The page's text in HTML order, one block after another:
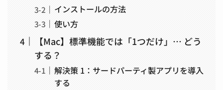
インストールの方法
使い方
【Mac】標準機能では「1つだけ」… どう
する？
解決策 1：サードパーティ製アプリを導入
する